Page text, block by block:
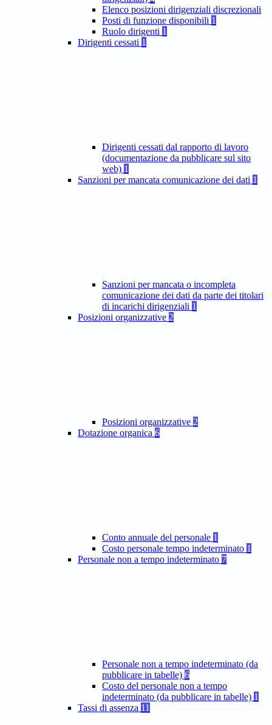
Elenco posizioni dirigenziali discrezionali
Posti di funzione disponibili 1
Ruolo dirigenti 1
Dirigenti cessati 1
Dirigenti cessati dal rapporto di lavoro
(documentazione da pubblicare sul sito
web) 1
Sanzioni per mancata comunicazione dei dati 1
Sanzioni per mancata o incompleta
comunicazione dei dati da parte dei titolari
di incarichi dirigenziali 1
Posizioni organizzative 2
Posizioni organizzative 2
Dotazione organica 6
Conto annuale del personale 1
Costo personale tempo indeterminato 1
Personale non a tempo indeterminato 7
Personale non a tempo indeterminato (da
pubblicare in tabelle) 6
Costo del personale non a tempo
indeterminato (da pubblicare in tabelle) 1
Tassi di assenza 11